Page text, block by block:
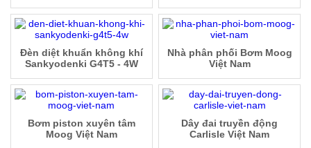
Đèn diệt khuẩn không khí
Sankyodenki G4T5 - 4W
Nhà phân phối Bơm Moog
Việt Nam
Bơm piston xuyên tâm
Moog Việt Nam
Dây đai truyền động
Carlisle Việt Nam